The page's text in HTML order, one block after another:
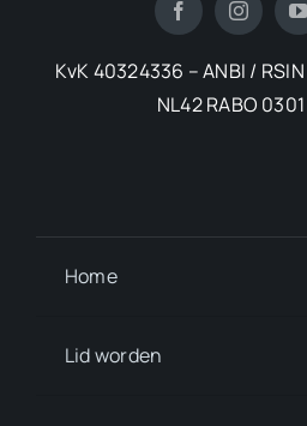
KvK 40324336 – ANBI /
NL42 RABO
Home
Lid worden